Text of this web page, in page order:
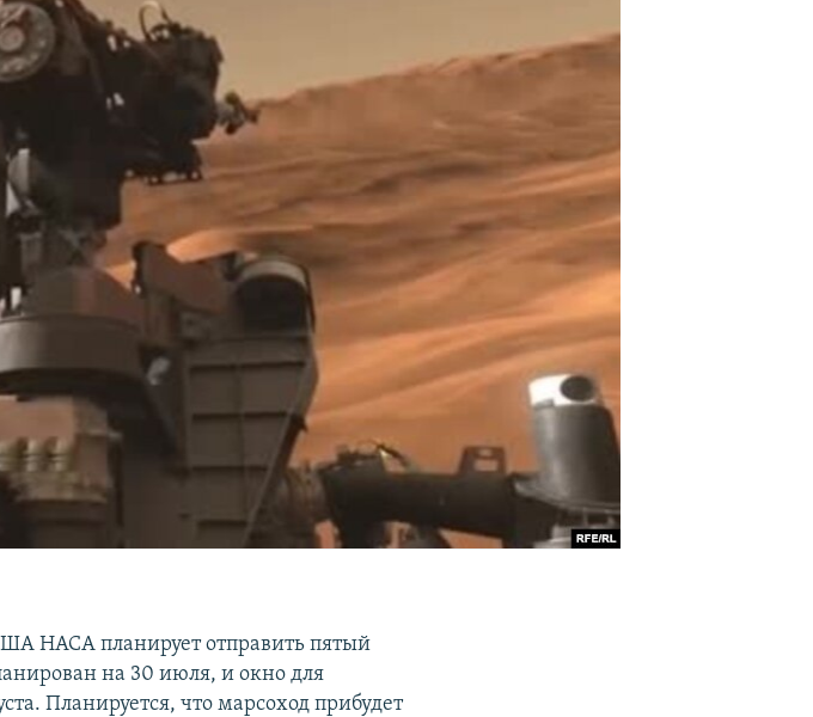
НАСА планирует отправить пятый
на 30 июля, и окно для
Планируется, что марсоход прибудет